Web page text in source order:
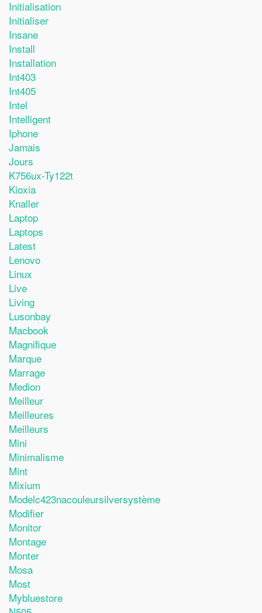
Initialisation
Initialiser
Insane
Install
Installation
Int403
Int405
Intel
Intelligent
Iphone
Jamais
Jours
K756ux-Ty122t
Kioxia
Knaller
Laptop
Laptops
Latest
Lenovo
Linux
Live
Living
Lusonbay
Macbook
Magnifique
Marque
Marrage
Medion
Meilleur
Meilleures
Meilleurs
Mini
Minimalisme
Mint
Mixium
Modelc423nacouleursilversystème
Modifier
Monitor
Montage
Monter
Mosa
Most
Mybluestore